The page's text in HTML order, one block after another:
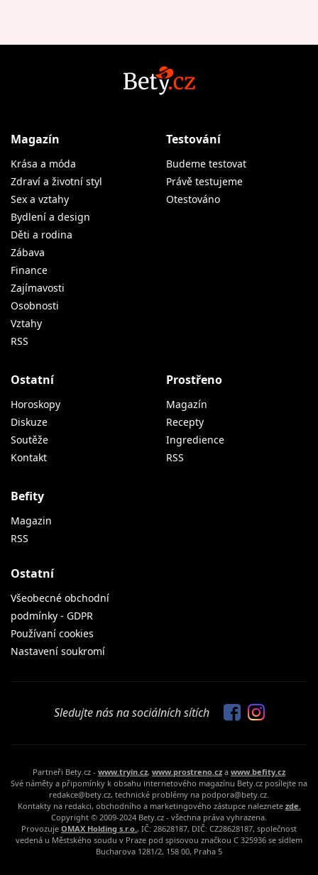
Magazín
Krása a móda
Zdraví a životní styl
Sex a vztahy
Bydlení a design
Děti a rodina
Zábava
Finance
Zajímavosti
Osobnosti
Vztahy
RSS
Testování
Budeme testovat
Právě testujeme
Otestováno
Ostatní
Horoskopy
Diskuze
Soutěže
Kontakt
Prostřeno
Magazín
Recepty
Ingredience
RSS
Befity
Magazin
RSS
Ostatní
Všeobecné obchodní
podmínky - GDPR
Používaní cookies
Nastavení soukromí
Sledujte nás na sociálních sítích
Partneři Bety.cz - www.tryin.cz, www.prostreno.cz a www.befity.cz
Své náměty a připomínky k obsahu internetového magazínu Bety.cz posílejte na
redakce@bety.cz, technické problémy na podpora@bety.cz.
Kontakty na redakci, obchodního a marketingového zástupce naleznete zde.
Copyright © 2009-2024 Bety.cz - všechna práva vyhrazena.
Provozuje OMAX Holding s.r.o., IČ: 28628187, DIČ: CZ28628187, společnost
vedená u Městského soudu v Praze pod spisovou značkou C 325936 se sídlem
Bucharova 1281/2, 158 00, Praha 5